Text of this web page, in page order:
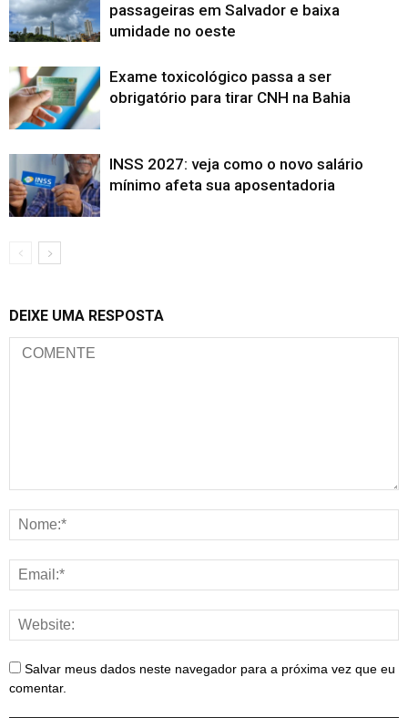
passageiras em Salvador e baixa
umidade no oeste
Exame toxicológico passa a ser
obrigatório para tirar CNH na Bahia
INSS 2027: veja como o novo salário
mínimo afeta sua aposentadoria
DEIXE UMA RESPOSTA
Salvar meus dados neste navegador para a próxima vez que eu
comentar.